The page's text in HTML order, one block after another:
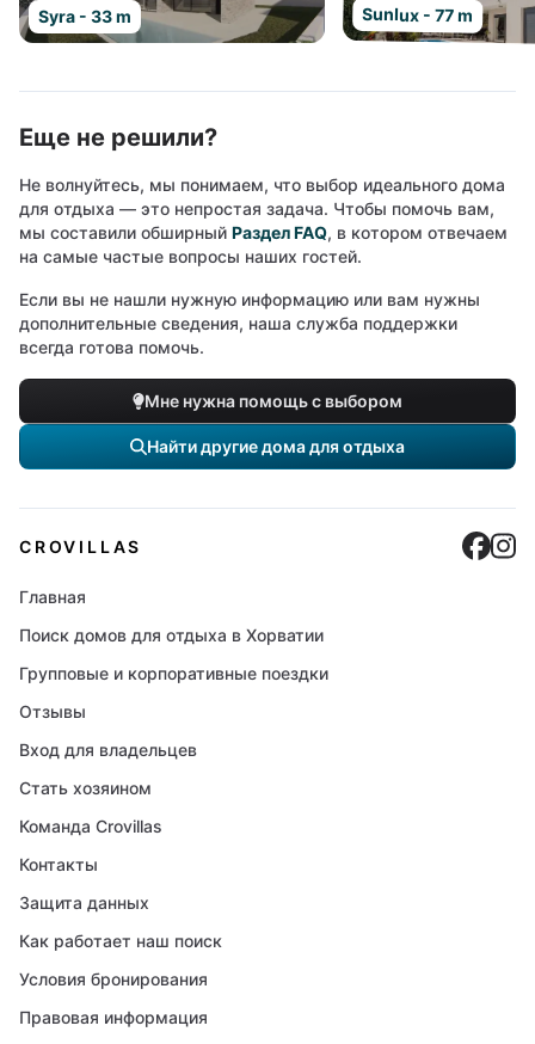
Syra - 33 m Sunlux - 77 m
Еще не решили?
Не волнуйтесь, мы понимаем, что выбор идеального дома
для отдыха — это непростая задача. Чтобы помочь вам,
мы составили обширный Раздел FAQ, в котором отвечаем
на самые частые вопросы наших гостей.
Если вы не нашли нужную информацию или вам нужны
дополнительные сведения, наша служба поддержки
всегда готова помочь.
Мне нужна помощь с выбором
Найти другие дома для отдыха
CROVILLAS
Главная
Поиск домов для отдыха в Хорватии
Групповые и корпоративные поездки
Отзывы
Вход для владельцев
Стать хозяином
Команда Crovillas
Контакты
Защита данных
Как работает наш поиск
Условия бронирования
Правовая информация